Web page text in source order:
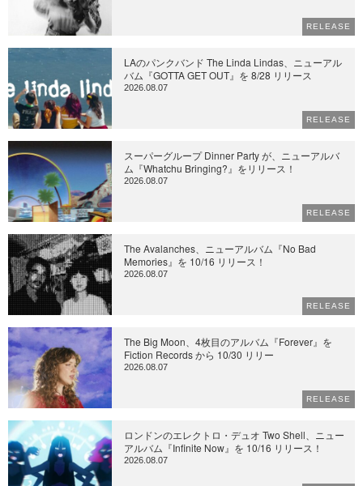
RELEASE
LAのパンクバンド The Linda Lindas、ニューアル
バム『GOTTA GET OUT』を 8/28 リリース
2026.08.07
RELEASE
スーパーグループ Dinner Party が、ニューアルバ
ム『Whatchu Bringing?』をリリース！
2026.08.07
RELEASE
The Avalanches、ニューアルバム『No Bad
Memories』を 10/16 リリース！
2026.08.07
RELEASE
The Big Moon、4枚目のアルバム『Forever』を
Fiction Records から 10/30 リリー
2026.08.07
RELEASE
ロンドンのエレクトロ・デュオ Two Shell、ニュー
アルバム『Infinite Now』を 10/16 リリース！
2026.08.07